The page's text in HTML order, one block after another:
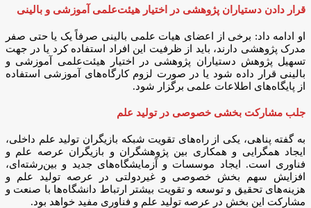
قرار دادن دستیاران پژوهشی در اختیار هیئت‌علمی آموزشی و بالینی
او ادامه داد: برخی از اعضای هیات علمی بالینی صرفاً یک یا حتی صفر
مدرک پژوهشی دارند، باید از ظرفیت این افراد استفاده کرد یا در جهت
تسهیل پژوهش دستیاران پژوهشی در اختیار هیئت‌علمی آموزشی و
بالینی قرار داده شود یا در صورت لزوم کارگاه‌های آموزشی استفاده
از پایگاه‌های اطلاعات علمی برگزار شود.
جلب مشارکت بخشی خصوصی در تولید علم
به گفته پناهی، یکی از راه‌های تقویت شبکه بازیگران تولید علم داخلی،
ایجاد همگرایی و همکاری بین پژوهشگران و بازیگران عرصه علم و
فناوری است. ایجاد موسسات و آزمایشگاه‌های جدید و بین‌رشته‌ای،
افزایش سهم بخش خصوصی و غیردولتی در عرصه تولید علم و
هزینه‌های تحقیق و توسعه و تقویت بیشتر ارتباط دانشگاه‌ها با صنعت و
مشارکت این بخش در عرصه تولید علم و فناوری مفید خواهد بود.